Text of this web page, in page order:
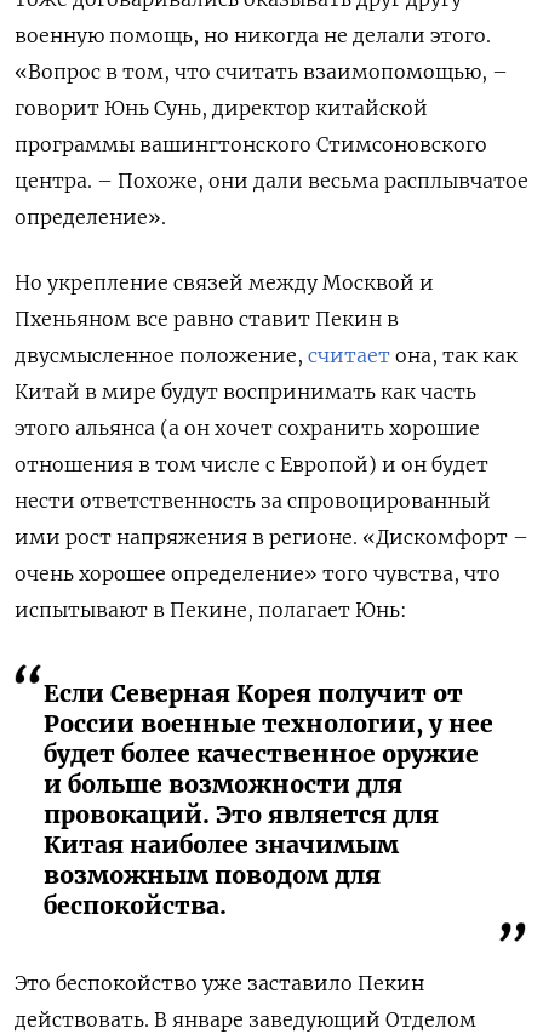
военную помощь, но никогда не делали этого.
«Вопрос в том, что считать взаимопомощью, –
говорит Юнь Сунь, директор китайской
программы вашингтонского Стимсоновского
центра. – Похоже, они дали весьма расплывчатое
определение».
Но укрепление связей между Москвой и
Пхеньяном все равно ставит Пекин в
двусмысленное положение, считает она, так как
Китай в мире будут воспринимать как часть
этого альянса (а он хочет сохранить хорошие
отношения в том числе с Европой) и он будет
нести ответственность за спровоцированный
ими рост напряжения в регионе. «Дискомфорт –
очень хорошее определение» того чувства, что
испытывают в Пекине, полагает Юнь:
Если Северная Корея получит от
России военные технологии, у нее
будет более качественное оружие
и больше возможности для
провокаций. Это является для
Китая наиболее значимым
возможным поводом для
беспокойства.
Это беспокойство уже заставило Пекин
действовать. В январе заведующий Отделом